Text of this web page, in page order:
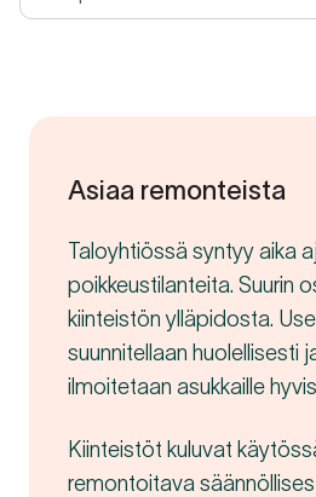
Asiaa remonteista
Taloyhtiössä syntyy aika
poikkeustilanteita. Suurin
kiinteistön ylläpidosta.
suunnitellaan huolellisesti
ilmoitetaan asukkaille
Kiinteistöt kuluvat
remontoitava